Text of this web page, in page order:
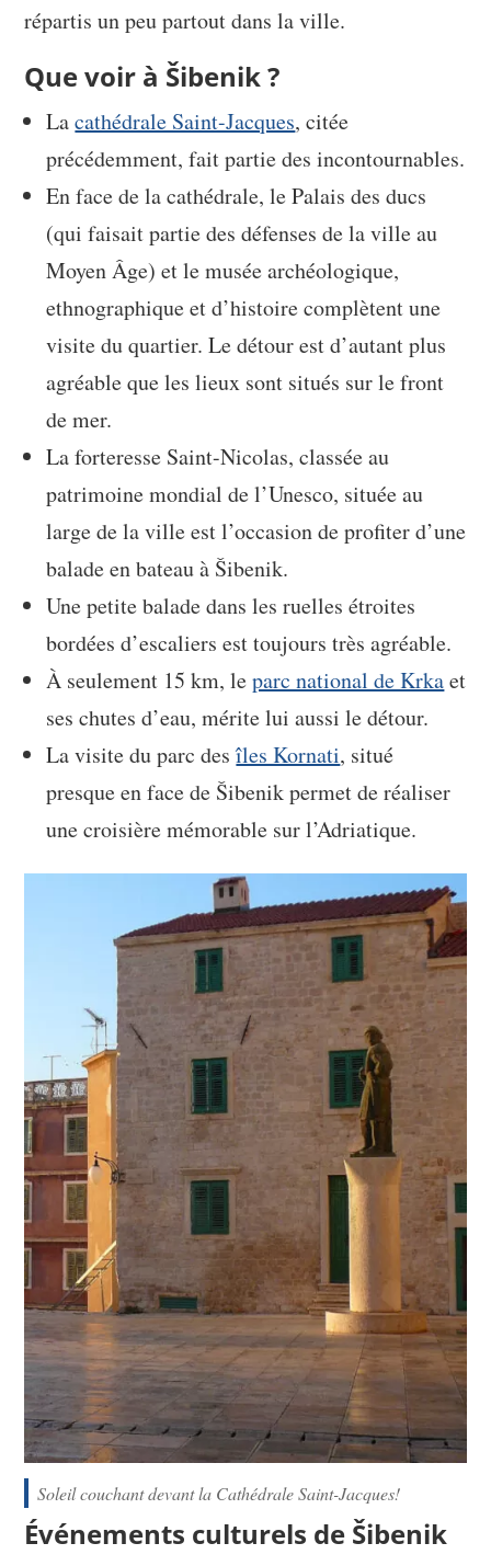
répartis un peu partout dans la ville.
Que voir à Šibenik ?
Lacathédrale Saint-Jacques, citée
précédemment, fait partie des incontournables.
En face de la cathédrale, le Palais des ducs
(qui faisait partie des défenses de la ville au
Moyen Âge) et le musée archéologique,
ethnographique et d’histoire complètent une
visite du quartier. Le détour est d’autant plus
agréable que les lieux sont situés sur le front
de mer.
La forteresse Saint-Nicolas, classée au
patrimoine mondial de l’Unesco, située au
large de la ville est l’occasion de profiter d’une
balade en bateau à Šibenik.
Une petite balade dans les ruelles étroites
bordées d’escaliers est toujours très agréable.
À seulement 15 km, leparc national de Krkaet
ses chutes d’eau, mérite lui aussi le détour.
La visite du parc desîles Kornati, situé
presque en face de Šibenik permet de réaliser
une croisière mémorable sur l’Adriatique.
Soleil couchant devant la Cathédrale Saint-Jacques!
Événements culturels de Šibenik